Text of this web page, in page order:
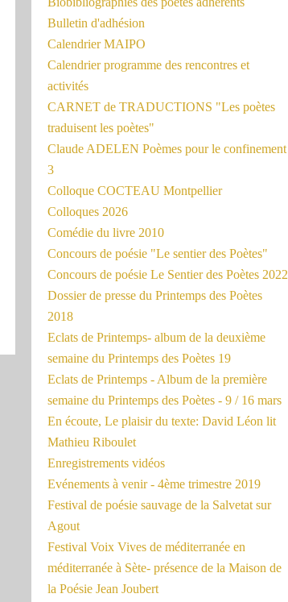
Bulletin d'adhésion
Calendrier MAIPO
Calendrier programme des rencontres et
activités
CARNET de TRADUCTIONS "Les poètes
traduisent les poètes"
Claude ADELEN Poèmes pour le confinement
3
Colloque COCTEAU Montpellier
Colloques 2026
Comédie du livre 2010
Concours de poésie "Le sentier des Poètes"
Concours de poésie Le Sentier des Poètes 2022
Dossier de presse du Printemps des Poètes
2018
Eclats de Printemps- album de la deuxième
semaine du Printemps des Poètes 19
Eclats de Printemps - Album de la première
semaine du Printemps des Poètes - 9 / 16 mars
En écoute, Le plaisir du texte: David Léon lit
Mathieu Riboulet
Enregistrements vidéos
Evénements à venir - 4ème trimestre 2019
Festival de poésie sauvage de la Salvetat sur
Agout
Festival Voix Vives de méditerranée en
méditerranée à Sète- présence de la Maison de
la Poésie Jean Joubert